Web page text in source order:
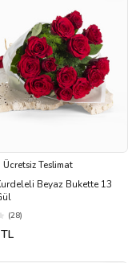
Ücretsiz Teslimat
Beyaz Bukette 13
(28)